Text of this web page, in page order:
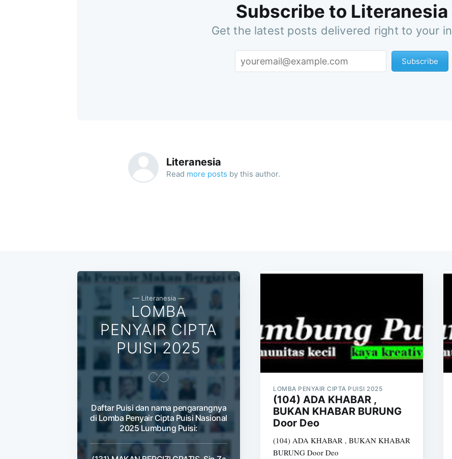
Subscribe to Literanesia
Get the latest posts delivered right to your
Subscribe
Literanesia
Read more posts by this author.
— Literanesia —
LOMBA
PENYAIR CIPTA
PUISI 2025
Daftar Puisi dan nama pengarangnya
di Lomba Penyair Cipta Puisi Nasional
2025 Lumbung Puisi:
LOMBA PENYAIR CIPTA PUISI 2025
(104) ADA KHABAR ,
BUKAN KHABAR BURUNG
Door Deo
(104) ADA KHABAR , BUKAN KHABAR
BURUNG Door Deo